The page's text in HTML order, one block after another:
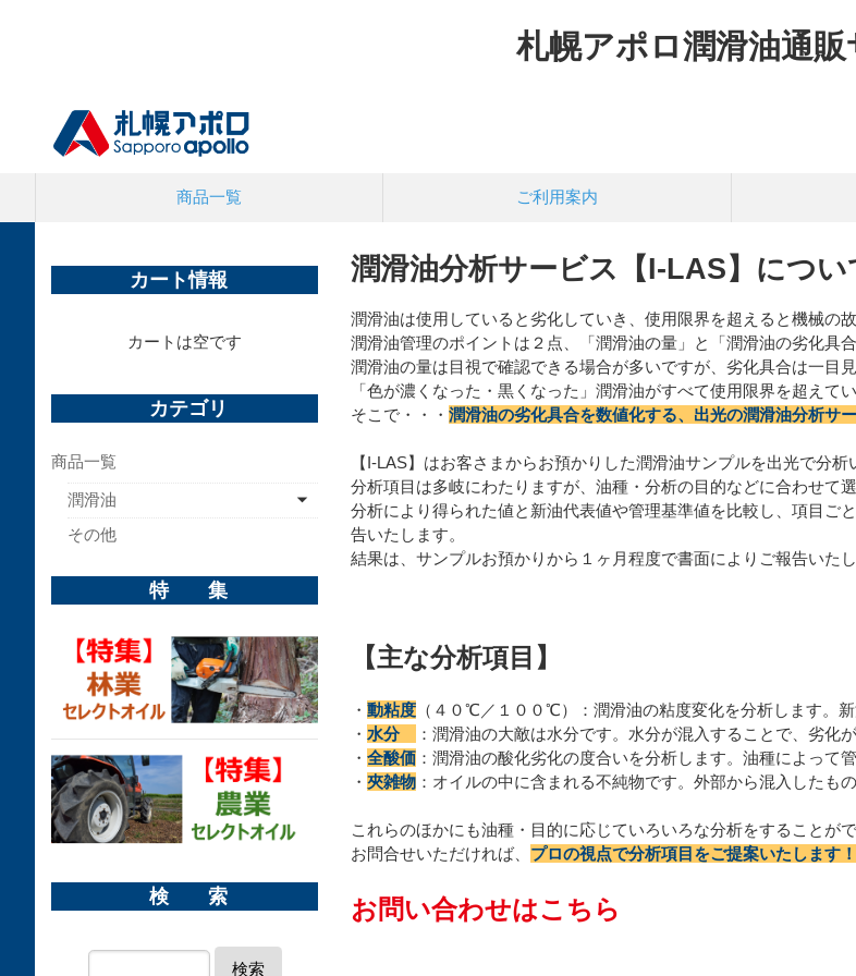
札幌アポロ潤滑油通販
商品一覧 ご利用案内
潤滑油分析サービス【I-LAS】につい
潤滑油は使用していると劣化していき、使用限界を超えると機械の
潤滑油管理のポイントは２点、「潤滑油の量」と「潤滑油の劣化具合
潤滑油の量は目視で確認できる場合が多いですが、劣化具合は一目
「色が濃くなった・黒くなった」潤滑油がすべて使用限界を超えて
そこで・・・潤滑油の劣化具合を数値化する、出光の潤滑油分析サ
【I-LAS】はお客さまからお預かりした潤滑油サンプルを出光で分析
分析項目は多岐にわたりますが、油種・分析の目的などに合わせて選
分析により得られた値と新油代表値や管理基準値を比較し、項目ご
告いたします。
結果は、サンプルお預かりから１ヶ月程度で書面によりご報告いたし
【主な分析項目】
・動粘度 （４０℃／１００℃）：潤滑油の粘度変化を分析します。
・水分
：潤滑油の大敵は水分です。水分が混入することで、劣化
・全酸価 ：潤滑油の酸化劣化の度合いを分析します。油種によって
・夾雑物 ：オイルの中に含まれる不純物です。外部から混入したも
これらのほかにも油種・目的に応じていろいろな分析をすることがで
お問合せいただければ、 プロの視点で分析項目をご提案いたします！
お問い合わせはこちら
カート情報
カートは空です
カテゴリ
商品一覧
潤滑油
その他
特 集
検 索
検索